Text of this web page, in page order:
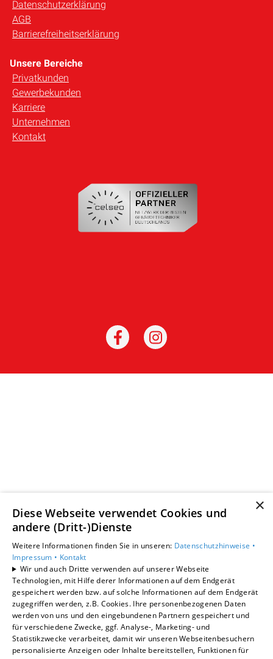
Datenschutzerklärung
AGB
Barrierefreiheitserklärung
Unsere Bereiche
Privatkunden
Gewerbekunden
Karriere
Unternehmen
Kontakt
×
Diese Webseite verwendet Cookies und
andere (Dritt-)Dienste
Weitere Informationen finden Sie in unseren: Datenschutzhinweise •
Impressum • Kontakt
Wir und auch Dritte verwenden auf unserer Webseite
Technologien, mit Hilfe derer Informationen auf dem Endgerät
gespeichert werden bzw. auf solche Informationen auf dem Endgerät
zugegriffen werden, z.B. Cookies. Ihre personenbezogenen Daten
werden von uns und den eingebundenen Partnern gespeichert und
für verschiedene Zwecke, ggf. Analyse-, Marketing- und
Statistikzwecke verarbeitet, damit wir unseren Webseitenbesuchern
personalisierte Anzeigen oder Inhalte bereitstellen, Funktionen für